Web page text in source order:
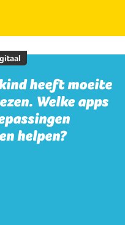
heeft moeite
Welke apps
helpen?